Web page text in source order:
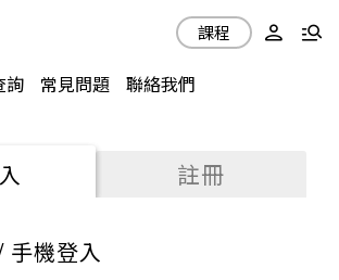
詢 常見問題 聯絡我們
課程
註冊
機登入